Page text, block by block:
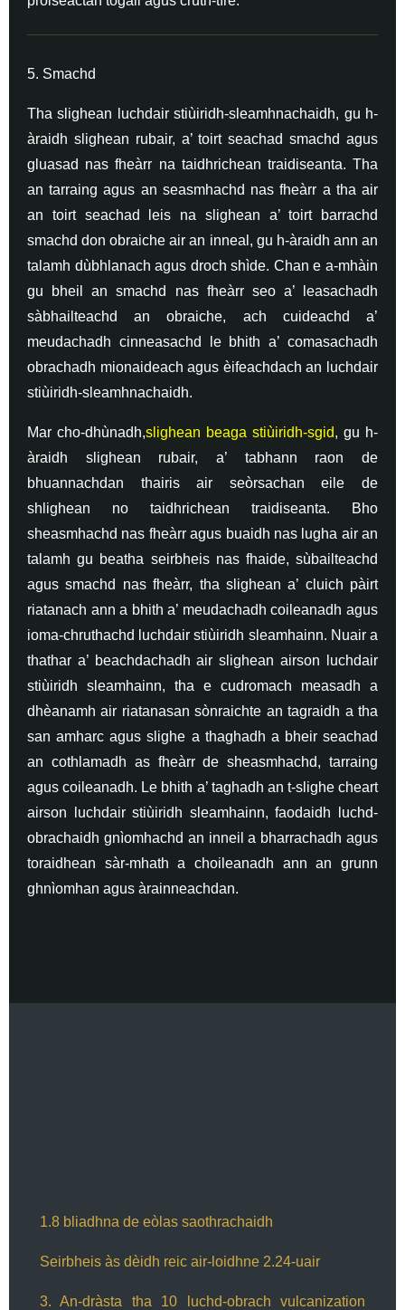
5. Smachd
Tha slighean luchdair stiùiridh-sleamhnachaidh, gu h-
àraidh slighean rubair, a’ toirt seachad smachd agus
gluasad nas fheàrr na taidhrichean traidiseanta. Tha
an tarraing agus an seasmhachd nas fheàrr a tha air
an toirt seachad leis na slighean a’ toirt barrachd
smachd don obraiche air an inneal, gu h-àraidh ann an
talamh dùbhlanach agus droch shìde. Chan e a-mhàin
gu bheil an smachd nas fheàrr seo a’ leasachadh
sàbhailteachd an obraiche, ach cuideachd a’
meudachadh cinneasachd le bhith a’ comasachadh
obrachadh mionaideach agus èifeachdach an luchdair
stiùiridh-sleamhnachaidh.
Mar cho-dhùnadh,slighean beaga stiùiridh-sgid, gu h-
àraidh slighean rubair, a’ tabhann raon de
bhuannachdan thairis air seòrsachan eile de
shlighean no taidhrichean traidiseanta. Bho
sheasmhachd nas fheàrr agus buaidh nas lugha air an
talamh gu beatha seirbheis nas fhaide, sùbailteachd
agus smachd nas fheàrr, tha slighean a’ cluich pàirt
riatanach ann a bhith a’ meudachadh coileanadh agus
ioma-chruthachd luchdair stiùiridh sleamhainn. Nuair a
thathar a’ beachdachadh air slighean airson luchdair
stiùiridh sleamhainn, tha e cudromach measadh a
dhèanamh air riatanasan sònraichte an tagraidh a tha
san amharc agus slighe a thaghadh a bheir seachad
an cothlamadh as fheàrr de sheasmhachd, tarraing
agus coileanadh. Le bhith a’ taghadh an t-slighe cheart
airson luchdair stiùiridh sleamhainn, faodaidh luchd-
obrachaidh gnìomhachd an inneil a bharrachadh agus
toraidhean sàr-mhath a choileanadh ann an grunn
ghnìomhan agus àrainneachdan.
1.8 bliadhna de eòlas saothrachaidh
Seirbheis às dèidh reic air-loidhne 2.24-uair
3. An-dràsta tha 10 luchd-obrach vulcanization